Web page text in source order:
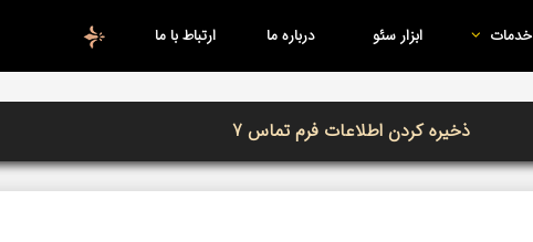
خدمات ابزار سئو درباره ما ارتباط با ما
ذخیره کردن اطلاعات فرم تماس 7